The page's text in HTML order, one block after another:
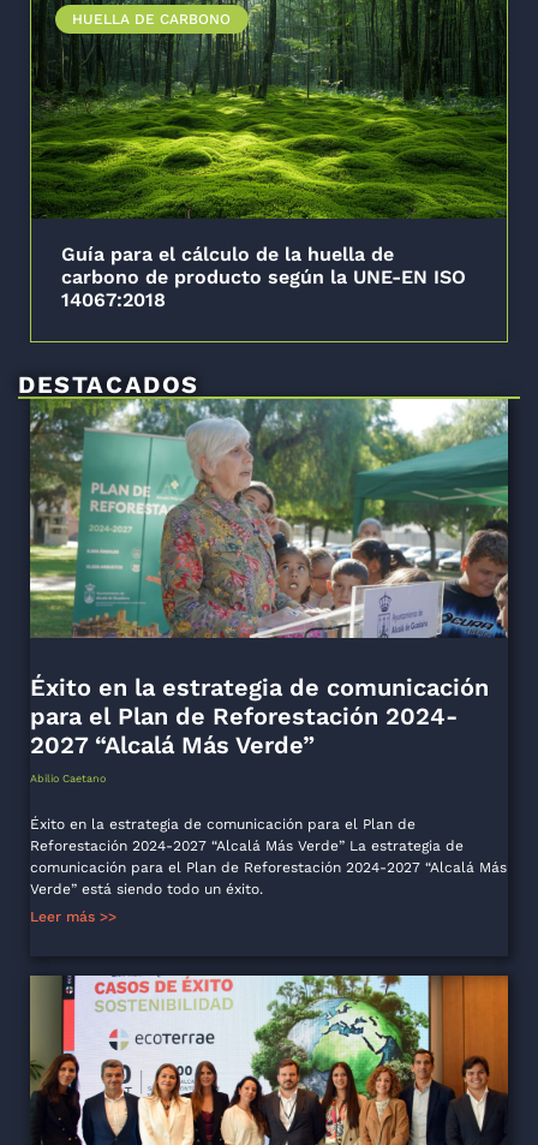
HUELLA DE CARBONO
Guía para el cálculo de la huella de
carbono de producto según la UNE-EN ISO
14067:2018
Éxito en la estrategia de comunicación
para el Plan de Reforestación 2024-
2027 “Alcalá Más Verde”
Abilio Caetano
Éxito en la estrategia de comunicación para el Plan de
Reforestación 2024-2027 “Alcalá Más Verde” La estrategia de
comunicación para el Plan de Reforestación 2024-2027 “Alcalá Más
Verde” está siendo todo un éxito.
Leer más >>
DESTACADOS